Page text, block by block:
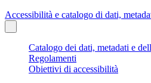
Accessibilità e catalogo di dati,
Catalogo dei dati, metadati e
Regolamenti
Obiettivi di accessibilità